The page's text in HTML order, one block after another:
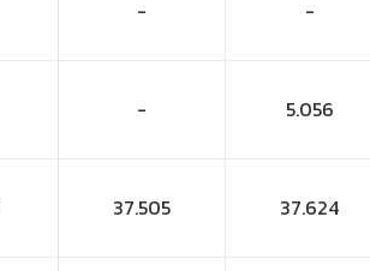
- -
- 5.056
37.505 37.624